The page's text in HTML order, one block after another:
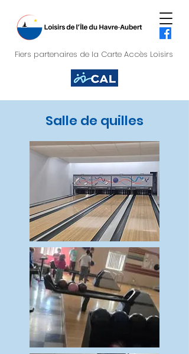
Fiers partenaires de la Carte Accès Loisirs
Salle de quilles